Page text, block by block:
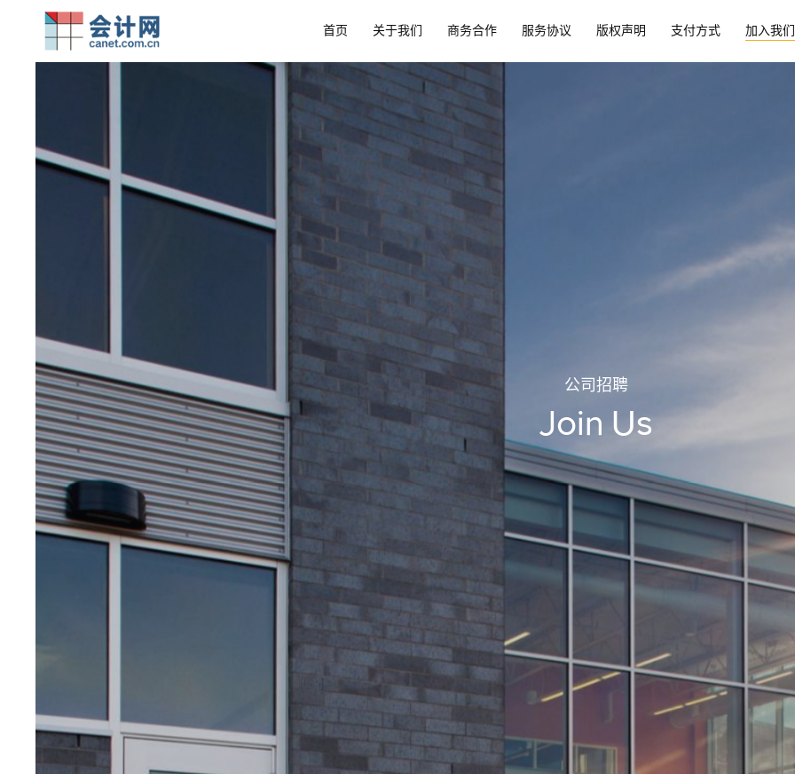
首页 关于我们 商务合作 服务协议 版权声明 支付方式 加入我们
公司招聘
Join Us